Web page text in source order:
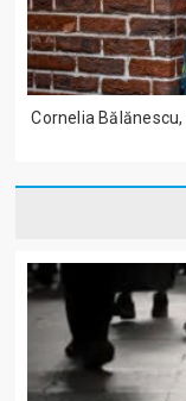
Cornelia